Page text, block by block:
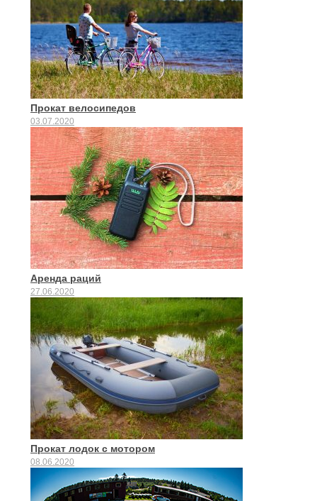
Прокат велосипедов
03.07.2020
Аренда раций
27.06.2020
Прокат лодок с мотором
08.06.2020